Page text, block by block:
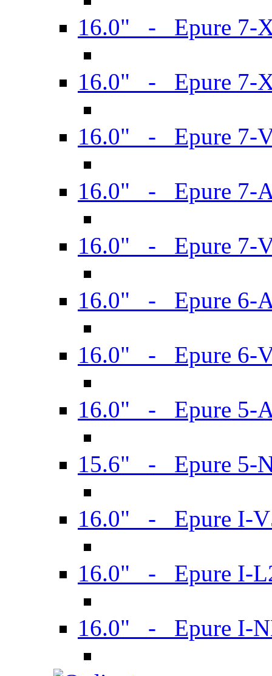
16.0" - Epure 7-
16.0" - Epure 7-
16.0" - Epure 7-
16.0" - Epure 7-
16.0" - Epure 7-
16.0" - Epure 6-
16.0" - Epure 6-
16.0" - Epure 5-
15.6" - Epure 5-
16.0" - Epure I-
16.0" - Epure I-
16.0" - Epure I-